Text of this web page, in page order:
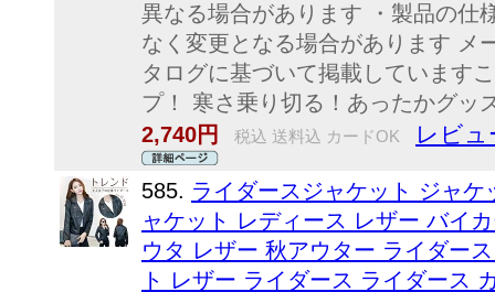
異なる場合があります ・製品の仕
なく変更となる場合があります メ
タログに基づいて掲載しています
プ！ 寒さ乗り切る！あったかグッ
2,740円
税込 送料込 カードOK レビュ
585. ライダースジャケット ジャ
ャケット レディース レザー バイ
ウタ レザー 秋アウター ライダー
ト レザー ライダース ライダース